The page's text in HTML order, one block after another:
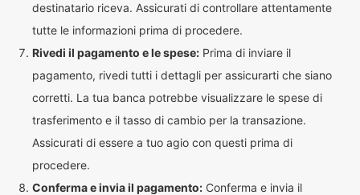
destinatario riceva. Assicurati di controllare attentamente
tutte le informazioni prima di procedere.
Rivedi il pagamento e le spese: Prima di inviare il
pagamento, rivedi tutti i dettagli per assicurarti che siano
corretti. La tua banca potrebbe visualizzare le spese di
trasferimento e il tasso di cambio per la transazione.
Assicurati di essere a tuo agio con questi prima di
procedere.
Conferma e invia il pagamento: Conferma e invia il